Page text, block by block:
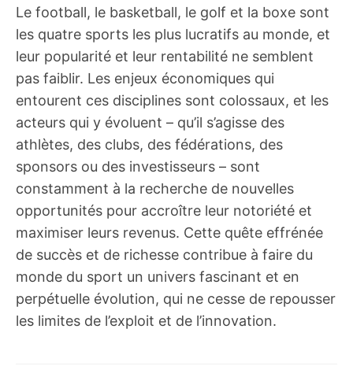
Le football, le basketball, le golf et la boxe sont
les quatre sports les plus lucratifs au monde, et
leur popularité et leur rentabilité ne semblent
pas faiblir. Les enjeux économiques qui
entourent ces disciplines sont colossaux, et les
acteurs qui y évoluent – qu’il s’agisse des
athlètes, des clubs, des fédérations, des
sponsors ou des investisseurs – sont
constamment à la recherche de nouvelles
opportunités pour accroître leur notoriété et
maximiser leurs revenus. Cette quête effrénée
de succès et de richesse contribue à faire du
monde du sport un univers fascinant et en
perpétuelle évolution, qui ne cesse de repousser
les limites de l’exploit et de l’innovation.